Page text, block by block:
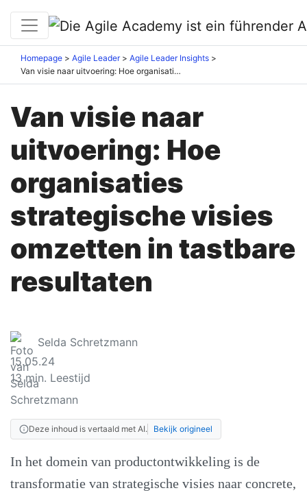
Homepage Agile Leader
Agile Leader Insights
Van visie naar uitvoering: Hoe organisaties strategische visies omzetten in tastbare resultaten
Van visie naar
uitvoering: Hoe
organisaties
strategische visies
omzetten in tastbare
resultaten
Selda Schretzmann
15.05.24
13min. Leestijd
Deze inhoud is vertaald met AI. Bekijk origineel
In het domein van productontwikkeling is de
transformatie van strategische visies naar concrete,